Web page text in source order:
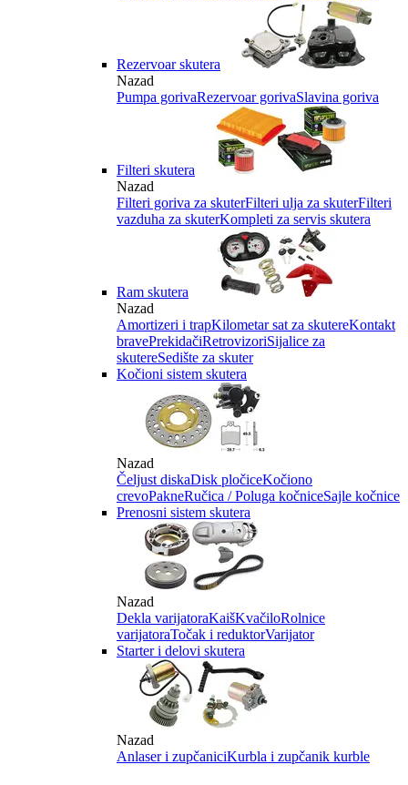
Rezervoar skutera
Nazad
Pumpa gorivaRezervoar gorivaSlavina goriva
Filteri skutera
Nazad
Filteri goriva za skuterFilteri ulja za skuterFilteri
vazduha za skuterKompleti za servis skutera
Ram skutera
Nazad
Amortizeri i trapKilometar sat za skutereKontakt
bravePrekidačiRetrovizoriSijalice za
skutereSedište za skuter
Kočioni sistem skutera
Nazad
Čeljust diskaDisk pločiceKočiono
crevoPakneRučica / Poluga kočniceSajle kočnice
Prenosni sistem skutera
Nazad
Dekla varijatoraKaišKvačiloRolnice
varijatoraTočak i reduktorVarijator
Starter i delovi skutera
Nazad
Anlaser i zupčaniciKurbla i zupčanik kurble